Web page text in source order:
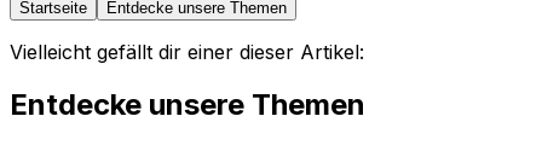
Startseite Entdecke unsere Themen
Vielleicht gefällt dir einer dieser Artikel:
Entdecke unsere Themen